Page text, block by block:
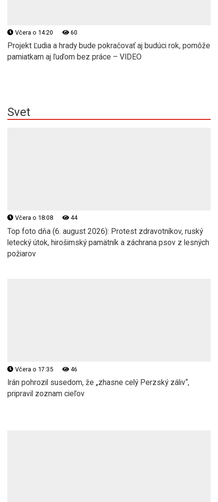
Včera o 14:20 60
Projekt Ľudia a hrady bude pokračovať aj budúci rok, pomôže
pamiatkam aj ľuďom bez práce – VIDEO
Svet
Včera o 18:08 44
Top foto dňa (6. august 2026): Protest zdravotníkov, ruský
letecký útok, hirošimský pamätník a záchrana psov z lesných
požiarov
Včera o 17:35 46
Irán pohrozil susedom, že „zhasne celý Perzský záliv“,
pripravil zoznam cieľov